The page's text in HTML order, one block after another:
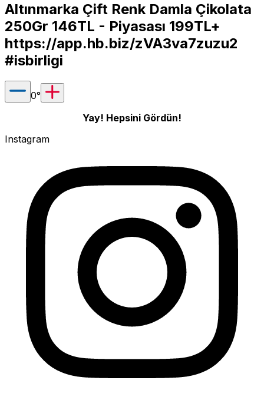
Altınmarka Çift Renk Damla Çikolata
250Gr 146TL - Piyasası 199TL+
https://app.hb.biz/zVA3va7zuzu2
#isbirligi
0°
Yay! Hepsini Gördün!
Instagram